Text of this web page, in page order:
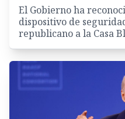
El Gobierno ha
dispositivo de
republicano a la Casa